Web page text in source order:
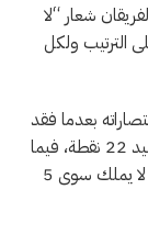
شعار “لا
إذ يحلان في المركز الـ 16 والـ 15 على الترتيب ولكل
بعدما فقد
5 نقاط في آخر جولتين ليتراجع للمركز الخامس برصيد 22 نقطة، فيما
لا يزال الفتح يبحث عن فوز يغادر به ذيل الترتيب إذ لا يملك سوى 5